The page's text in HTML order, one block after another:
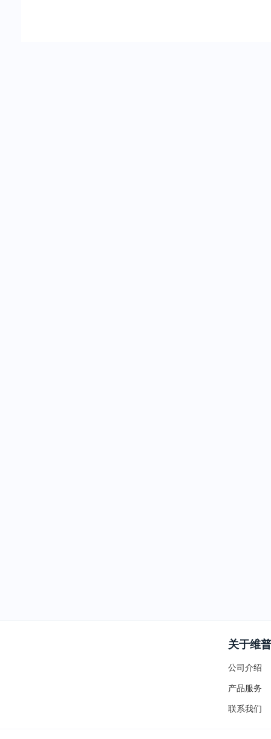
关于维普
公司介绍
产品服务
联系我们